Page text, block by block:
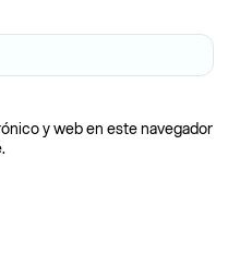
y web en este navegador